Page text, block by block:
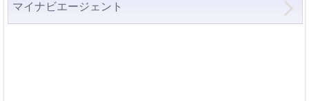
マイナビエージェント